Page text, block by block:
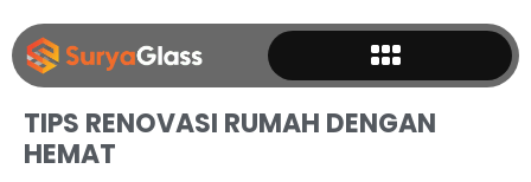
TIPS RENOVASI RUMAH DENGAN
HEMAT